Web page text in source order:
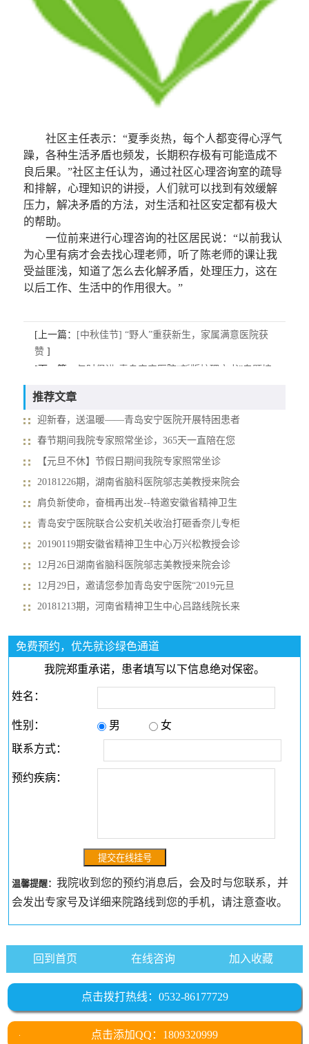
社区主任表示：“夏季炎热，每个人都变得心浮气
躁，各种生活矛盾也频发，长期积存极有可能造成不
良后果。”社区主任认为，通过社区心理咨询室的疏导
和排解，心理知识的讲授，人们就可以找到有效缓解
压力，解决矛盾的方法，对生活和社区安定都有极大
的帮助。
一位前来进行心理咨询的社区居民说：“以前我认
为心里有病才会去找心理老师，听了陈老师的课让我
受益匪浅，知道了怎么去化解矛盾，处理压力，这在
以后工作、生活中的作用很大。”
[上一篇：
[中秋佳节] “野人”重获新生，家属满意医院获
赞]
[下一篇：
与时俱进-青岛安宁医院“新版护理文书”专题培
推荐文章
迎新春，送温暖——青岛安宁医院开展特困患者
春节期间我院专家照常坐诊，365天一直陪在您
【元旦不休】节假日期间我院专家照常坐诊
20181226期，湖南省脑科医院邬志美教授来院会
肩负新使命，奋楫再出发--特邀安徽省精神卫生
青岛安宁医院联合公安机关收治打砸香奈儿专柜
20190119期安徽省精神卫生中心万兴松教授会诊
12月26日湖南省脑科医院邬志美教授来院会诊
12月29日，邀请您参加青岛安宁医院“2019元旦
20181213期，河南省精神卫生中心吕路线院长来
免费预约，优先就诊绿色通道
我院郑重承诺，患者填写以下信息绝对保密。
姓名：
性别： 男
女
联系方式：
预约疾病：
温馨提醒：我院收到您的预约消息后，会及时与您联系，并
会发出专家号及详细来院路线到您的手机，请注意查收。
回到首页 在线咨询 加入收藏
点击拨打热线：0532-86177729
点击添加QQ：1809320999